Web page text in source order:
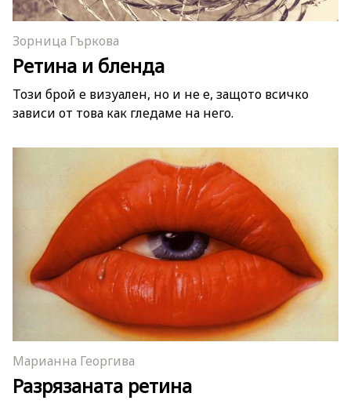
Зорница Гъркова
Ретина и бленда
Този брой е визуален, но и не е, защото всичко
зависи от това как гледаме на него.
Марианна Георгива
Разрязаната ретина